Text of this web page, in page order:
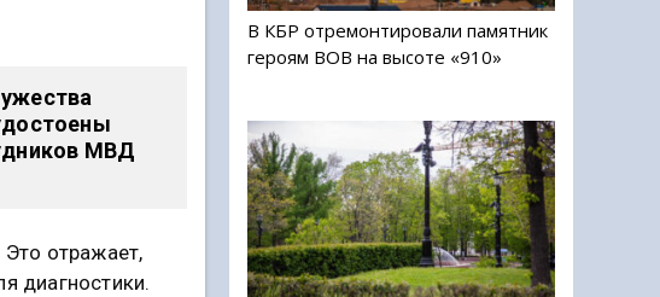
МВД
Это отражает,
диагностики.
В КБР отремонтировали памятник
героям ВОВ на высоте «910»